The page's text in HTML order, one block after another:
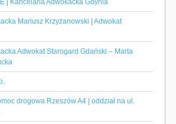
| Kancelaria Adwokacka Gdynia
Mariusz Krzyżanowski | Adwokat
Adwokat Starogard Gdański – Marta
drogowa Rzeszów A4 | oddział na ul.